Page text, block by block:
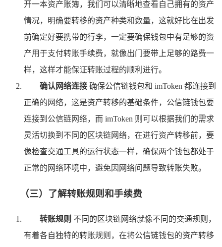
开一本资产账簿，我们可以清晰地查看自己拥有的资产
情况，明确要转移的资产种类和数量，这就好比在出发
前确定好要携带的行李，一定要确保钱包中有足够的资
产用于支付转账手续费，就像出门要带上足够的路费一
样，这样才能保证转账过程的顺利进行。
确认网络连接 确保公信链钱包和 imToken 都连接到
正确的网络，这是资产转移的基础条件，公信链钱包要
连接到公信链网络，而 imToken 则可以根据我们的需求
灵活切换到不同的区块链网络，在进行资产转移前，要
像检查交通工具的运行状态一样，确保两个钱包都处于
正常的网络环境中，避免因网络问题导致转账失败。
（三）了解转账规则和手续费
转账规则 不同的区块链网络就像不同的交通规则，
有着各自独特的转账规则，在将公信链钱包的资产转移